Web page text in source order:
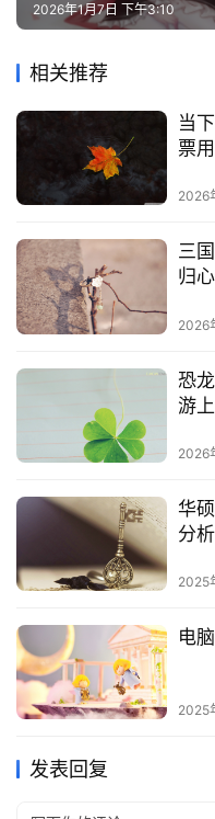
更
页
2026年1月7日 下午3:10
相关推荐
当
票
2026
三
归
2026
恐
游
2026
华
分析
2025
电
2025
发表回复